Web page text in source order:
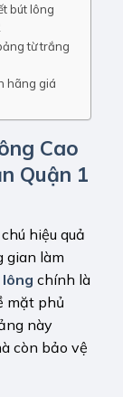
bút lông
từ trắng
hãng giá
Cao
Quận 1
hiệu quả
gian làm
chính là
mặt phủ
này
còn bảo vệ